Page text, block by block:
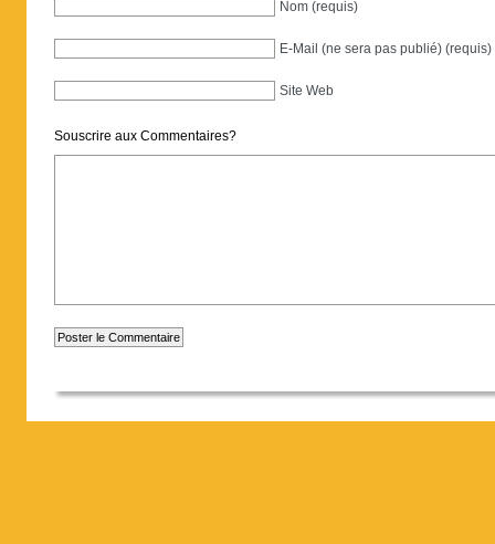
Nom (requis)
E-Mail (ne sera pas publié) (requis)
Site Web
Souscrire aux Commentaires?